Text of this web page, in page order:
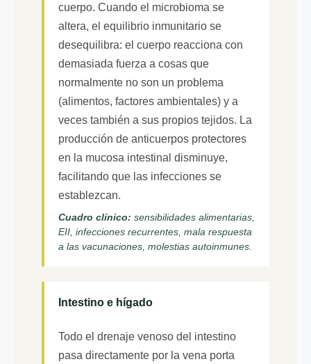
cuerpo. Cuando el microbioma se
altera, el equilibrio inmunitario se
desequilibra: el cuerpo reacciona con
demasiada fuerza a cosas que
normalmente no son un problema
(alimentos, factores ambientales) y a
veces también a sus propios tejidos. La
producción de anticuerpos protectores
en la mucosa intestinal disminuye,
facilitando que las infecciones se
establezcan.
Cuadro clínico: sensibilidades alimentarias,
EII, infecciones recurrentes, mala respuesta
a las vacunaciones, molestias autoinmunes.
Intestino e hígado
Todo el drenaje venoso del intestino
pasa directamente por la vena porta